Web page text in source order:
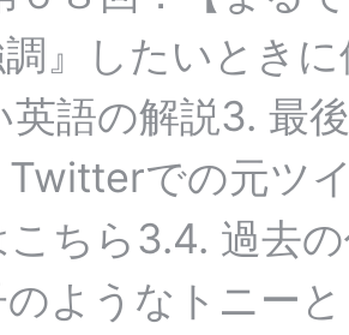
』したいとき
英語の解説3. 最
Twitterでの元ツ
こちら3.4. 過去
ようなトニー